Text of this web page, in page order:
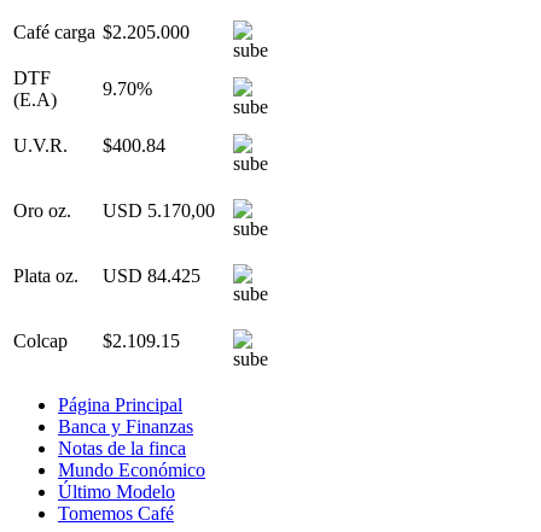
Café carga $2.205.000
DTF
(E.A)
9.70%
U.V.R. $400.84
Oro oz. USD 5.170,00
Plata oz. USD 84.425
Colcap $2.109.15
Página Principal
Banca y Finanzas
Notas de la finca
Mundo Económico
Último Modelo
Tomemos Café